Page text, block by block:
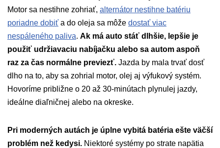
Motor sa nestihne zohriať, alternátor nestihne batériu
poriadne dobiť a do oleja sa môže dostať viac
nespáleného paliva. Ak má auto stáť dlhšie, lepšie je
použiť udržiavaciu nabíjačku alebo sa autom aspoň
raz za čas normálne previezť. Jazda by mala trvať dosť
dlho na to, aby sa zohrial motor, olej aj výfukový systém.
Hovoríme približne o 20 až 30-minútach plynulej jazdy,
ideálne diaľničnej alebo na okreske.
Pri moderných autách je úplne vybitá batéria ešte väčší
problém než kedysi. Niektoré systémy po strate napätia